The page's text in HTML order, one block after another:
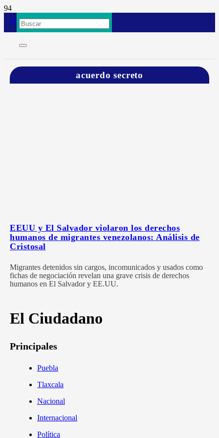
acuerdo secreto
EEUU y El Salvador violaron los derechos
humanos de migrantes venezolanos: Análisis de
Cristosal
Migrantes detenidos sin cargos, incomunicados y usados como
fichas de negociación revelan una grave crisis de derechos
humanos en El Salvador y EE.UU.
El Ciudadano
Principales
Puebla
Tlaxcala
Nacional
Internacional
Política